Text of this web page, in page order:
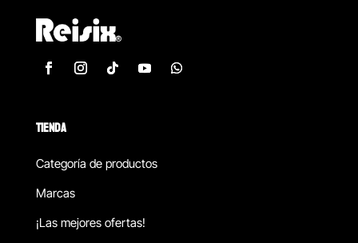
TIENDA
Categoría de productos
Marcas
¡Las mejores ofertas!